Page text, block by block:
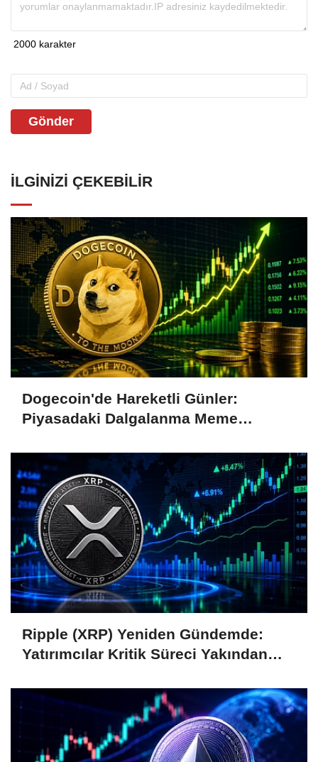
Gönder
İLGINIZI ÇEKEBILIR
Dogecoin'de Hareketli Günler:
Piyasadaki Dalgalanma Meme
Ripple (XRP) Yeniden Gündemde:
Yatırımcılar Kritik Süreci Yakından